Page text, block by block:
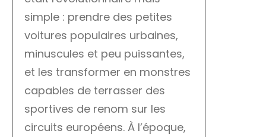
simple : prendre des petites
voitures populaires urbaines,
minuscules et peu puissantes,
et les transformer en monstres
capables de terrasser des
sportives de renom sur les
circuits européens. À l’époque,